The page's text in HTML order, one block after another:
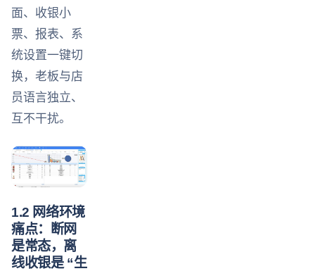
面、收银小
票、报表、系
统设置一键切
换，老板与店
员语言独立、
互不干扰。
1.2 网络环境
痛点：断网
是常态，离
线收银是 “生